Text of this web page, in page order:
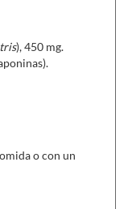
), 450 mg.
o con un